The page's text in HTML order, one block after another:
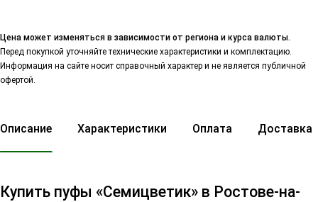
Цена может изменяться в зависимости от региона и курса валюты.
Перед покупкой уточняйте технические характеристики и комплектацию.
Информация на сайте носит справочный характер и не является публичной
офертой.
Описание Характеристики Оплата Доставка
Купить пуфы «Семицветик» в Ростове-на-